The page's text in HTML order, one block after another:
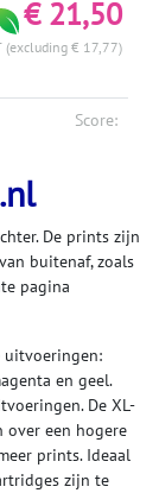
€ 21,50
(excluding € 17,77)
Score:
De prints zijn
buitenaf, zoals
pagina
uitvoeringen:
en geel.
De XL-
over een hogere
prints. Ideaal
zijn te